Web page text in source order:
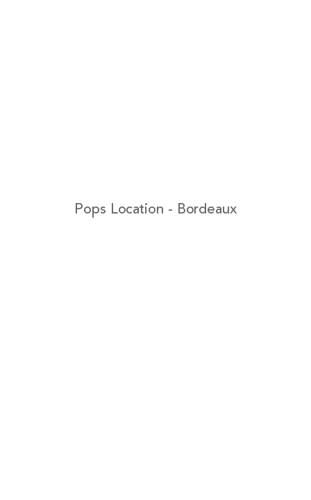
Pops Location - Bordeaux